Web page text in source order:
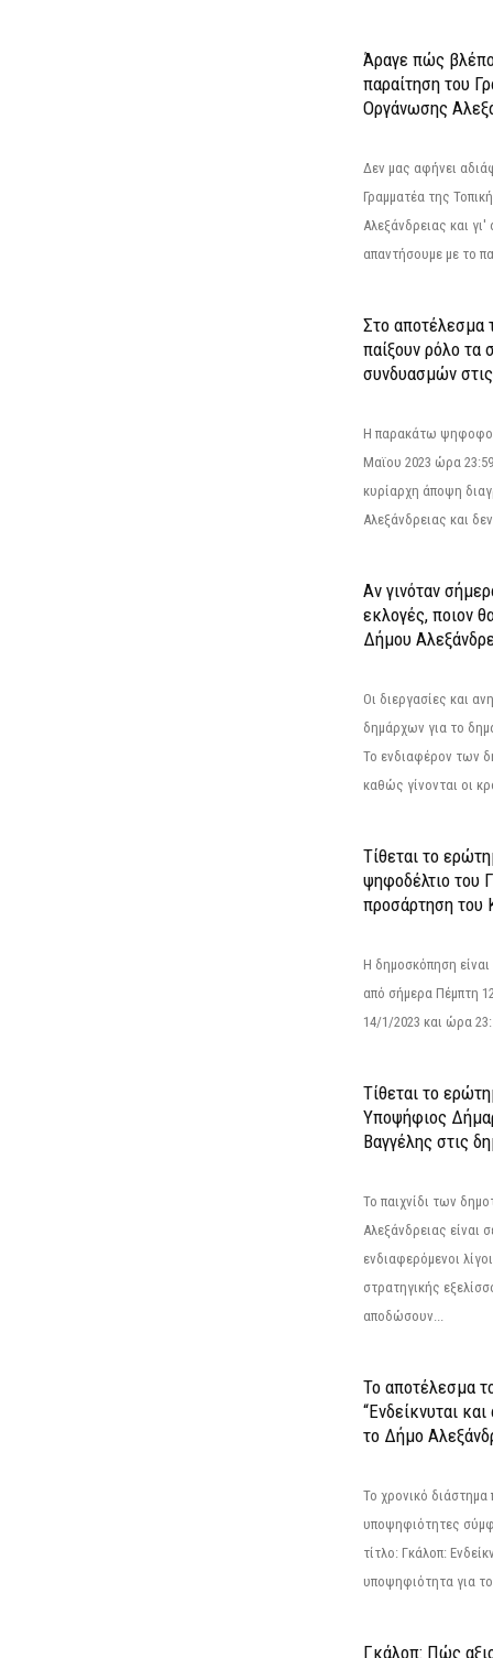
Άραγε πώς
παραίτηση του
Οργάνωσης
Δεν μας αφήνει
Γραμματέα της
Αλεξάνδρειας και γι'
απαντήσουμε με το
Στο αποτέλεσμα
παίξουν ρόλο τα
συνδυασμών
Η παρακάτω
Μαϊου 2023 ώρα
κυρίαρχη άποψη
Αλεξάνδρειας και
Αν γινόταν
εκλογές, ποιον
Δήμου
Οι διεργασίες και
δημάρχων για το
Το ενδιαφέρον των
καθώς γίνονται οι
Τίθεται το
ψηφοδέλτιο του
προσάρτηση του
Η δημοσκόπηση
από σήμερα Πέμπτη
14/1/2023 και ώρα
Τίθεται το
Υποψήφιος
Βαγγέλης στις
Το παιχνίδι των
Αλεξάνδρειας είναι
ενδιαφερόμενοι
στρατηγικής
αποδώσουν...
Το αποτέλεσμα
“Ενδείκνυται
το Δήμο
Το χρονικό διάστημα
υποψηφιότητες
τίτλο: Γκάλοπ:
υποψηφιότητα για
Γκάλοπ: Πώς